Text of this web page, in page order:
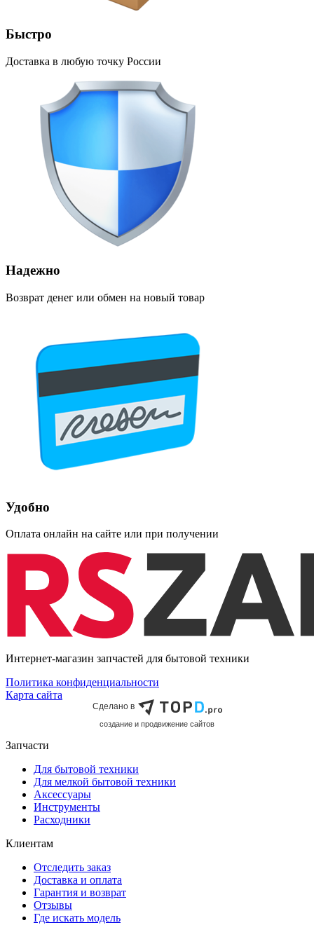
Быстро
Доставка в любую точку России
Надежно
Возврат денег или обмен на новый товар
Удобно
Оплата онлайн на сайте или при получении
Интернет-магазин запчастей для бытовой техники
Политика конфиденциальности
Карта сайта
Сделано в
cоздание и продвижение сайтов
Запчасти
Для бытовой техники
Для мелкой бытовой техники
Аксессуары
Инструменты
Расходники
Клиентам
Отследить заказ
Доставка и оплата
Гарантия и возврат
Отзывы
Где искать модель